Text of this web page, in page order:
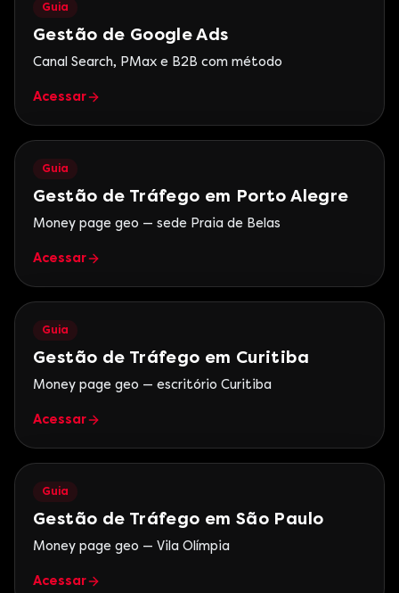
Guia
Gestão de Google Ads
Canal Search, PMax e B2B com método
Acessar
Guia
Gestão de Tráfego em Porto Alegre
Money page geo — sede Praia de Belas
Acessar
Guia
Gestão de Tráfego em Curitiba
Money page geo — escritório Curitiba
Acessar
Guia
Gestão de Tráfego em São Paulo
Money page geo — Vila Olímpia
Acessar